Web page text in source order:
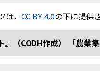
、 CC BY 4.0の下に提供
』（CODH作成） 「農